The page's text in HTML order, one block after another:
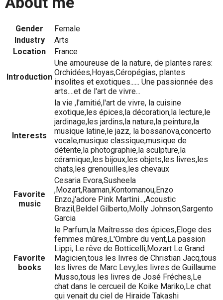
Gender
Female
Industry
Arts
Location
France
Introduction
Une amoureuse de la nature, de plantes rares:
Orchidées,Hoyas,Céropégias, plantes
insolites et exotiques...... Une passionnée des
arts....et de l'art de vivre...
Interests
la vie ,l'amitié,l'art de vivre, la cuisine
exotique,les épices,la décoration,la lecture,le
jardinage,les jardins,la nature,la peinture,la
musique latine,le jazz, la bossanova,concerto
vocale,musique classique,musique de
détente,la photographie,la sculpture,la
céramique,les bijoux,les objets,les livres,les
chats,les grenouilles,les chevaux
Favorite
music
Cesaria Evora,Susheela
,Mozart,Raaman,Kontomanou,Enzo
Enzo,j'adore Pink Martini...,Acoustic
Brazil,Beldel Gilberto,Molly Johnson,Sargento
Garcia
Favorite
books
le Parfum,la Maîtresse des épices,Eloge des
femmes mûres,L'Ombre du vent,La passion
Lippi, Le rêve de Botticelli,Mozart Le Grand
Magicien,tous les livres de Christian Jacq,tous
les livres de Marc Levy,les livres de Guillaume
Musso,tous les livres de José Fréches,Le
chat dans le cercueil de Koike Mariko,Le chat
qui venait du ciel de Hiraide Takashi